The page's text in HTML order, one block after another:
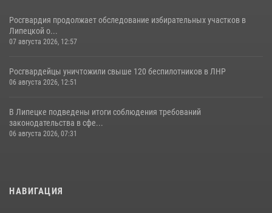
Росгвардия продолжает обследование избирательных участков в
Липецкой о...
07 августа 2026, 12:57
Росгвардейцы уничтожили свыше 120 беспилотников в ЛНР
06 августа 2026, 12:51
В Липецке подведены итоги соблюдения требований
законодательства в сфе...
06 августа 2026, 07:31
НАВИГАЦИЯ